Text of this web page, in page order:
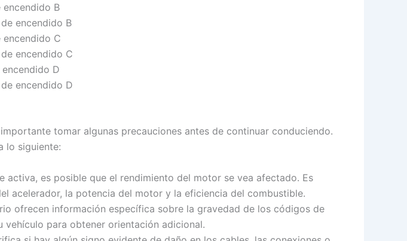
B
encendido B
C
encendido C
D
encendido D
tomar algunas precauciones antes de continuar conduciendo.
lo siguiente:
activa, es posible que el rendimiento del motor se vea afectado. Es
acelerador, la potencia del motor y la eficiencia del combustible.
ofrecen información específica sobre la gravedad de los códigos de
vehículo para obtener orientación adicional.